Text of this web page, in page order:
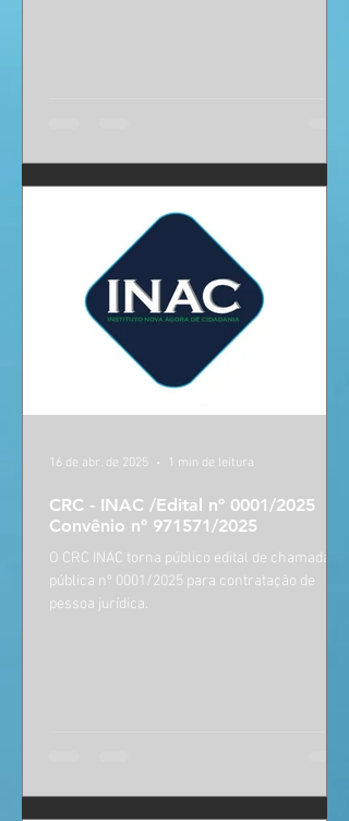
CRC - INAC /Edital nº 0001/2025
Convênio nº 971571/2025
O CRC INAC torna público edital de chamada
pública nº 0001/2025 para contratação de
pessoa jurídica.
16 de abr. de 2025 1 min de leitura